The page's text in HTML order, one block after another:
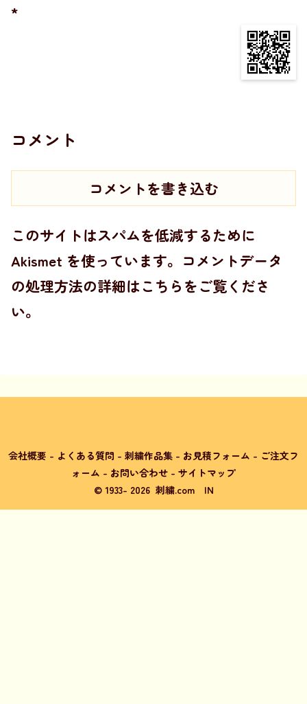
*
コメント
コメントを書き込む
このサイトはスパムを低減するために
Akismet を使っています。 コメントデータ
の処理方法の詳細はこちらをご覧くださ
い。
会社概要 - よくある質問 - 刺繍作品集 - お見積フォーム - ご注文フ
ォーム - お問い合わせ - サイトマップ
© 1933- 2026 刺繍.com IN